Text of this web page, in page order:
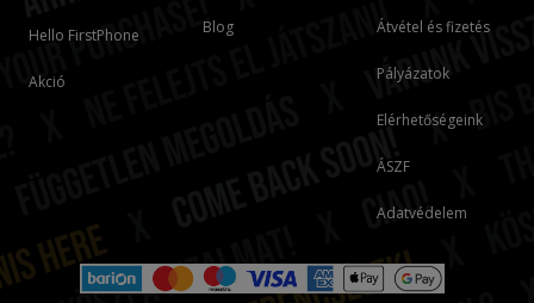
Hello FirstPhone
Akció
Blog Átvétel és fizetés
Pályázatok
Elérhetőségeink
ÁSZF
Adatvédelem